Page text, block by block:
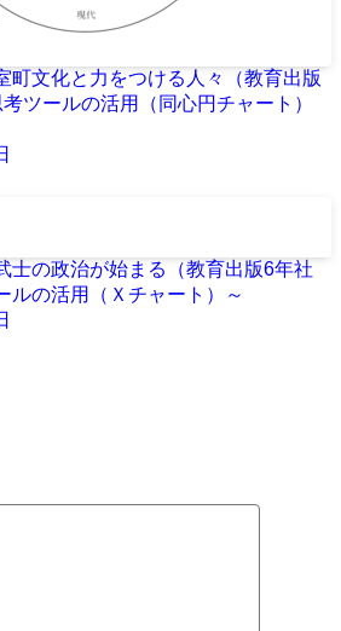
町文化と力をつける人々（教育出版
ツールの活用（同心円チャート）
士の政治が始まる（教育出版6年社
ルの活用（Ｘチャート）～